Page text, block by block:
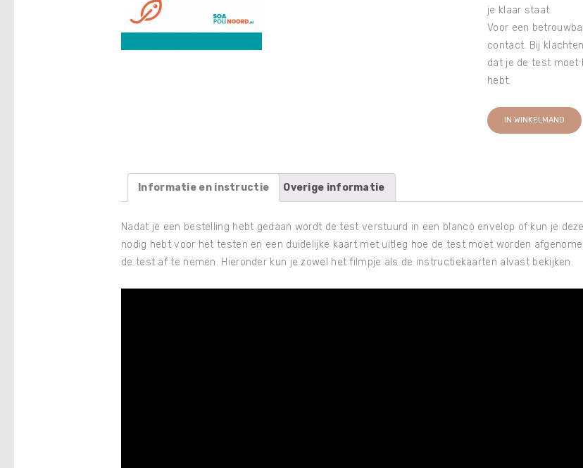
je klaar staat.
Voor een
contact. Bij
dat je de test moet
hebt.
IN WINKELMAND
Informatie en instructie Overige informatie
Nadat je een bestelling hebt gedaan wordt de test verstuurd in een blanco envelop of kun je
nodig hebt voor het testen en een duidelijke kaart met uitleg hoe de test moet worden
de test af te nemen. Hieronder kun je zowel het filmpje als de instructiekaarten alvast bekijken.